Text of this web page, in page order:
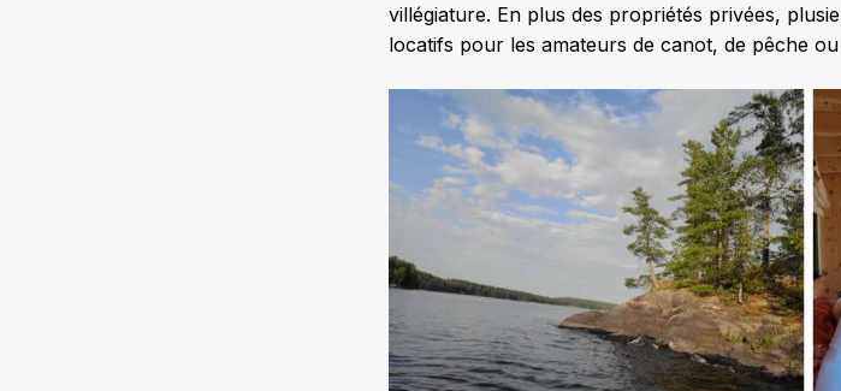
villégiature. En plus des propriétés privées,
locatifs pour les amateurs de canot, de pêche ou